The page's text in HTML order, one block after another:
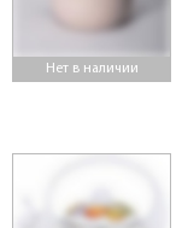
Нет в наличии